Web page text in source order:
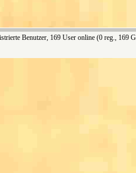
Benutzer, 169 User online (0 reg., 169